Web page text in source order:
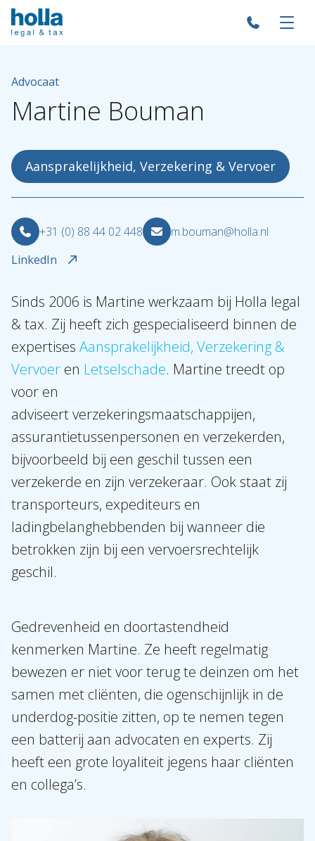
Over Holla
Onze mensen
Expertises
Topics
Internationaal
Nieuws
NL EN DE FR
Advocaat
Martine Bouman
Aansprakelijkheid, Verzekering & Vervoer
+31 (0) 88 44 02 448
m.bouman@holla.nl
LinkedIn
Sinds 2006 is Martine werkzaam bij Holla legal
& tax. Zij heeft zich gespecialiseerd binnen de
expertises Aansprakelijkheid, Verzekering &
Vervoer en Letselschade. Martine treedt op
voor en
adviseert verzekeringsmaatschappijen,
assurantietussenpersonen en verzekerden,
bijvoorbeeld bij een geschil tussen een
verzekerde en zijn verzekeraar. Ook staat zij
transporteurs, expediteurs en
ladingbelanghebbenden bij wanneer die
betrokken zijn bij een vervoersrechtelijk
geschil.
Gedrevenheid en doortastendheid
kenmerken Martine. Ze heeft regelmatig
bewezen er niet voor terug te deinzen om het
samen met cliënten, die ogenschijnlijk in de
underdog-positie zitten, op te nemen tegen
een batterij aan advocaten en experts. Zij
heeft een grote loyaliteit jegens haar cliënten
en collega’s.